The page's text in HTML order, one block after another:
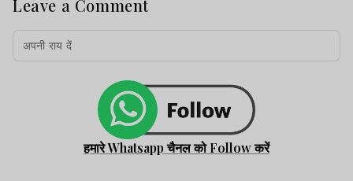
Leave a Comment
हमारे Whatsapp चैनल को Follow करें